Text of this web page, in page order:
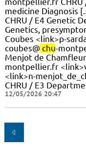
medicine Diagnosis
CHRU / E4 Genetic
Genetics,
Coubes <link>p-
coubes@ chu-
Menjot de
montpellier.fr
<link>n-
CHRU / E3
12/05/2026 20:47